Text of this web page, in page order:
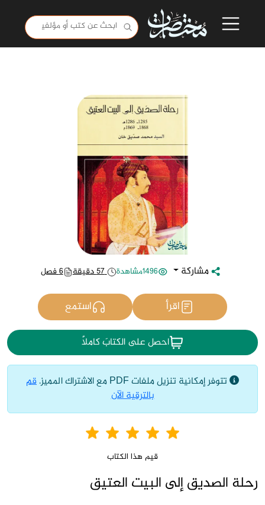
مشاركة 1496مشاهدة 57 دقيقة 6 فصل
اقرأ استمع
احصل على الكتابَ كاملاً
تتوفر إمكانية تنزيل ملفات PDF مع الاشتراك المميز.
قم
بالترقية الآن
قيم هذا الكتاب
رحلة الصديق إلى البيت العتيق